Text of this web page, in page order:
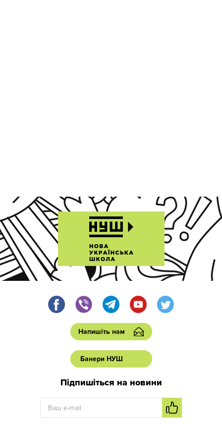
Напишіть нам
Банери НУШ
Підпишіться на новини